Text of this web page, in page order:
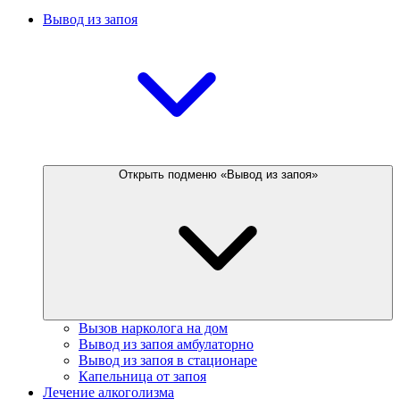
Вывод из запоя
Открыть подменю «Вывод из запоя»
Вызов нарколога на дом
Вывод из запоя амбулаторно
Вывод из запоя в стационаре
Капельница от запоя
Лечение алкоголизма